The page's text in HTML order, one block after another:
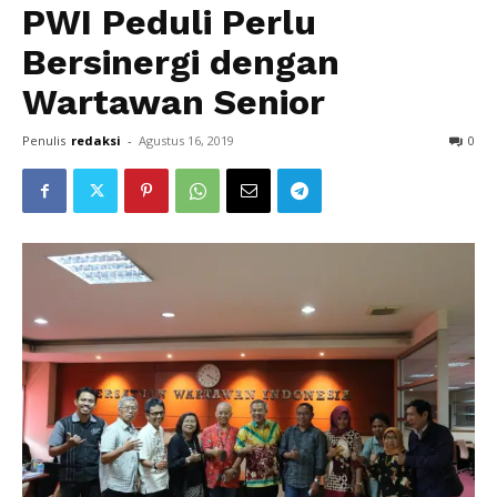
PWI Peduli Perlu
Bersinergi dengan
Wartawan Senior
Penulis redaksi - Agustus 16, 2019 0